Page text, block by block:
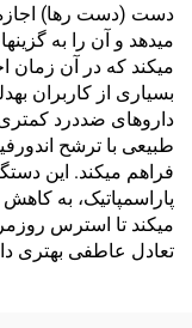
دست (دست رها)
میدهد و آن را به
میکند که در آن
بسیاری از کاربران
داروهای ضددرد کمتری
طبیعی با ترشح
فراهم میکند. این
پاراسمپاتیک، به
میکند تا استرس
تعادل عاطفی بهتری